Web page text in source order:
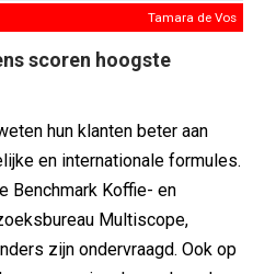
Tamara de Vos
scoren hoogste
hun klanten beter aan
en internationale formules.
Benchmark Koffie- en
Multiscope,
zijn ondervraagd. Ook op